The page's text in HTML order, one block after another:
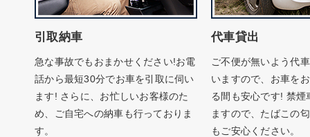
引取納車
急な事故でもおまかせください!お電
話から最短30分でお車を引取に伺い
ます! さらに、お忙しいお客様のた
め、ご自宅への納車も行っておりま
す。
代車貸出
ご不便が無いよう代
いますので、お車を
る間も安心です! 禁煙
ますので、たばこの
もご安心ください。